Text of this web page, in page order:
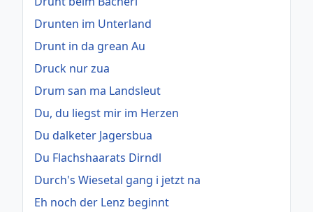
Drunten im Unterland
Drunt in da grean Au
Druck nur zua
Drum san ma Landsleut
Du, du liegst mir im Herzen
Du dalketer Jagersbua
Du Flachshaarats Dirndl
Durch's Wiesetal gang i jetzt na
Eh noch der Lenz beginnt